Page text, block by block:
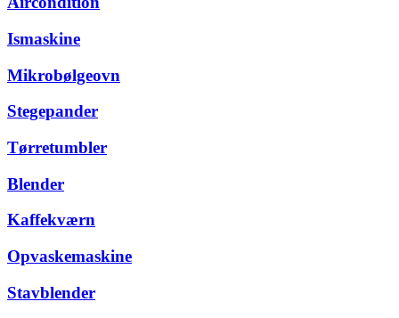
Ismaskine
Mikrobølgeovn
Stegepander
Tørretumbler
Blender
Kaffekværn
Opvaskemaskine
Stavblender